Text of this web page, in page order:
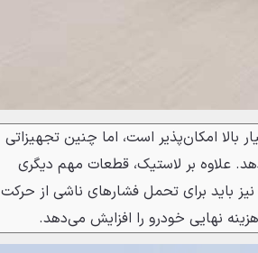
امکان‌پذیر است، اما چنین تجهیزاتی
علاوه بر لاستیک، قطعات مهم دیگری
باید برای تحمل فشارهای ناشی از حرکت
نهایی خودرو را افزایش می‌دهد.